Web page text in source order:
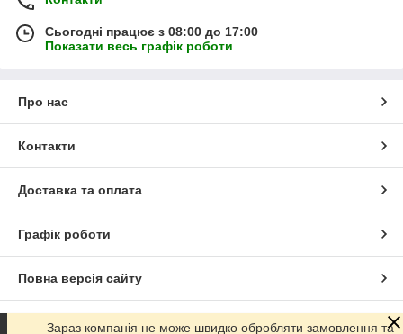
Сьогодні працює з 08:00 до 17:00
Показати весь графік роботи
Про нас
Контакти
Доставка та оплата
Графік роботи
Повна версія сайту
Сайт створено на маркетплейсіProm.ua
Зараз компанія не може швидко обробляти замовлення та